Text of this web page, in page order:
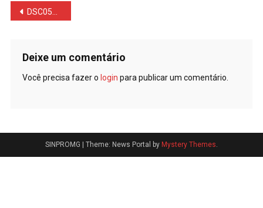
Navegação
Post
DSC05285
Deixe um comentário
Você precisa fazer o login para publicar um comentário.
SINPROMG Theme: News Portal by Mystery Themes.